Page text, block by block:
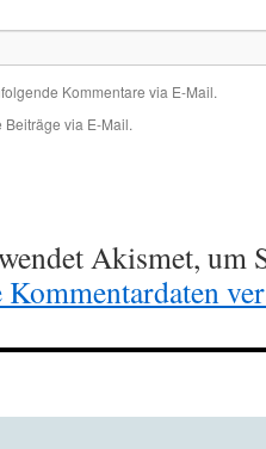
Kommentare via E-Mail.
via E-Mail.
Akismet, um